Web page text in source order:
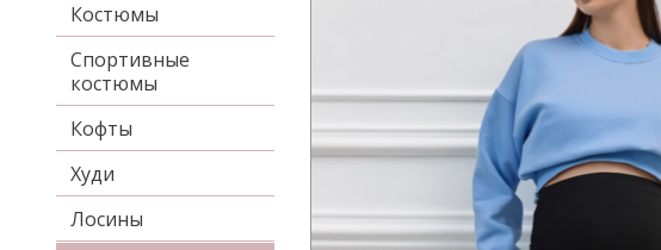
Костюмы
Спортивные
костюмы
Кофты
Худи
Лосины